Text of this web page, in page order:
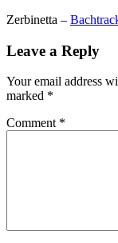
Zerbinetta –
Leave a Reply
Your email address
marked *
Comment *